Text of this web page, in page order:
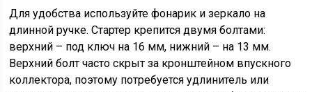
Для удобства используйте фонарик и зеркало на
длинной ручке. Стартер крепится двумя болтами:
верхний – под ключ на 16 мм, нижний – на 13 мм.
Верхний болт часто скрыт за кронштейном впускного
коллектора, поэтому потребуется удлинитель или